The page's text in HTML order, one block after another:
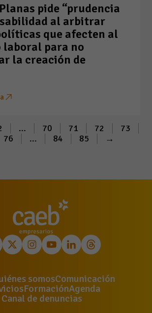
pide “prudencia
al arbitrar
que afecten al
laboral para no
la creación de
... 70 71 72
73
76 ... 84 85 →
somosComunicación
FormaciónAgenda
Canal de denuncias